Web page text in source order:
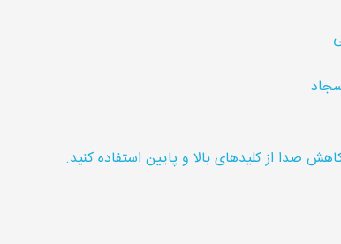
صدا از کلیدهای بالا و پایین استفاده کنید.